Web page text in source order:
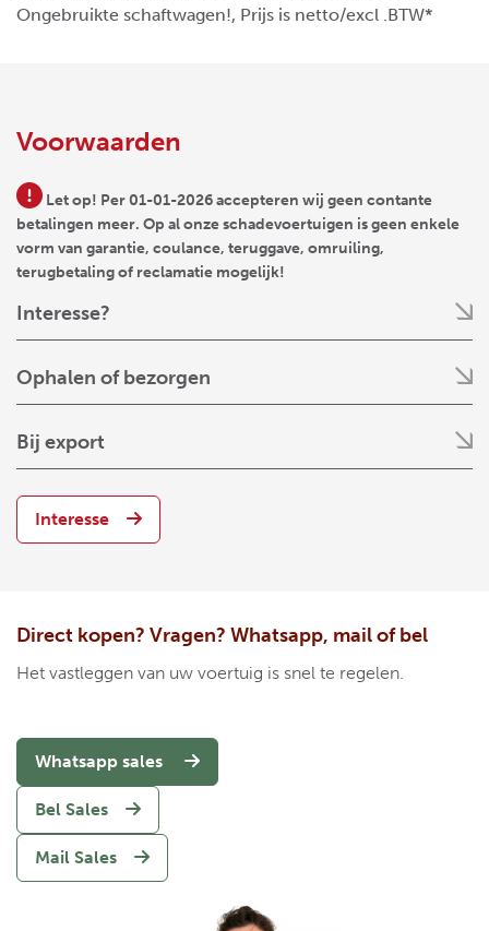
Ongebruikte schaftwagen!, Prijs is netto/excl .BTW*
Voorwaarden
Let op! Per 01-01-2026 accepteren wij geen contante
betalingen meer. Op al onze schadevoertuigen is geen enkele
vorm van garantie, coulance, teruggave, omruiling,
terugbetaling of reclamatie mogelijk!
Interesse?
Ophalen of bezorgen
Bij export
Interesse
Direct kopen? Vragen? Whatsapp, mail of bel
Het vastleggen van uw voertuig is snel te regelen.
Whatsapp sales
Bel Sales
Mail Sales